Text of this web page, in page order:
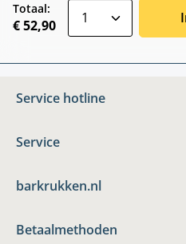
Totaal:
€ 52,90
Service hotline
Service
barkrukken.nl
Betaalmethoden